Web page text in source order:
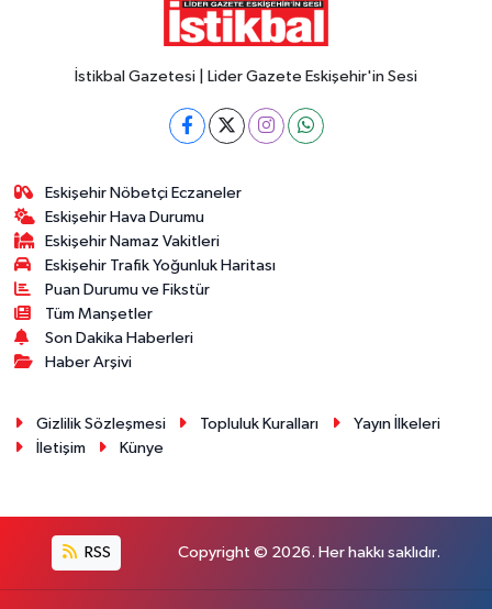
İstikbal Gazetesi | Lider Gazete Eskişehir'in Sesi
Eskişehir Nöbetçi Eczaneler
Eskişehir Hava Durumu
Eskişehir Namaz Vakitleri
Eskişehir Trafik Yoğunluk Haritası
Puan Durumu ve Fikstür
Tüm Manşetler
Son Dakika Haberleri
Haber Arşivi
Gizlilik Sözleşmesi Topluluk Kuralları
Yayın İlkeleri
İletişim
Künye
RSS Copyright © 2026. Her hakkı saklıdır.